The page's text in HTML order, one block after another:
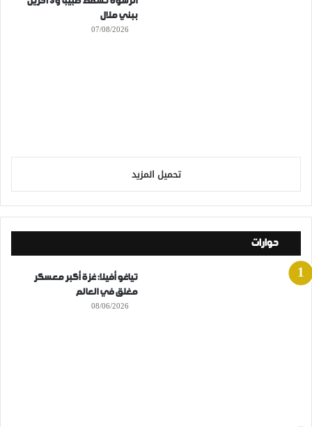
ببني ملال
07/08/2026
تحميل المزيد
حوارات
تياغو أفيلا: غزة أكبر معسكر
مغلق في العالم
08/06/2026